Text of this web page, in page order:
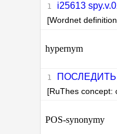
i25613
[Wordnet
hypernym
ПОСЛЕДИТЬ
[RuThes concept:
POS-synonymy